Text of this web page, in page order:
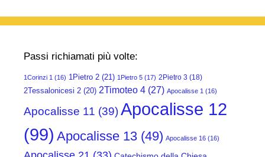
Passi richiamati più volte:
1Corinzi 1 (16) 1Pietro 2 (21) 1Pietro 5 (17) 2Pietro 3 (18)
2Tessalonicesi 2 (20) 2Timoteo 4 (27) Apocalisse 1 (16)
Apocalisse 11 (39)Apocalisse 12
(99) Apocalisse 13 (49) Apocalisse 16 (16)